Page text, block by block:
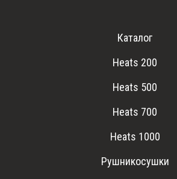
Каталог
Heats 200
Heats 500
Heats 700
Heats 1000
Рушникосушки